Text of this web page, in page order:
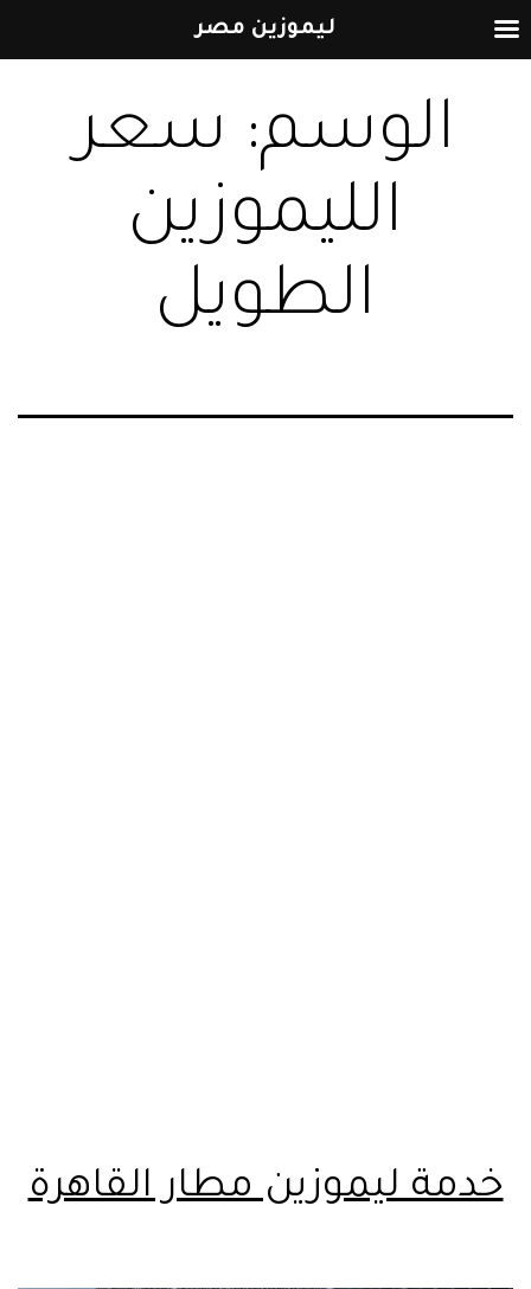
إلى
المحتوىالوسم: سعر
الليموزين
الطويل
خدمة ليموزين مطار القاهرة
ليموزين مصر